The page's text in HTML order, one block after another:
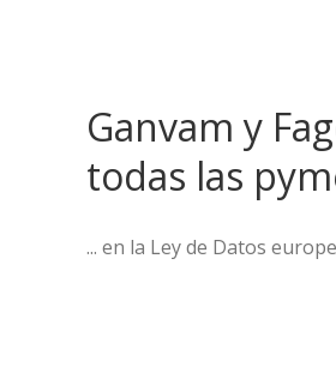
Ganvam y
todas las
... en la Ley de Datos